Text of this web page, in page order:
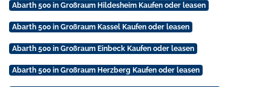
Abarth 500 in Großraum Hildesheim Kaufen oder leasen
Abarth 500 in Großraum Kassel Kaufen oder leasen
Abarth 500 in Großraum Einbeck Kaufen oder leasen
Abarth 500 in Großraum Herzberg Kaufen oder leasen